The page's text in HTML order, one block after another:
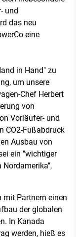
und
das neu
eine
in Hand" zu
um unsere
Chef Herbert
von
Vorläufer- und
CO2-Fußabdruck
Ausbau von
ein "wichtiger
Nordamerika",
mit Partnern einen
der globalen
In Kanada
werden, hieß es